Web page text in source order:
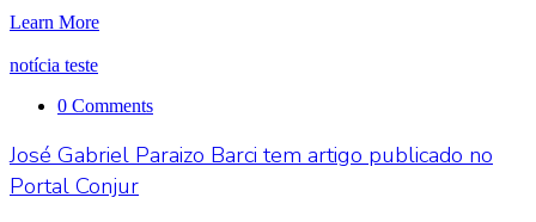
Learn More
notícia teste
0 Comments
José Gabriel Paraizo Barci tem artigo publicado no
Portal Conjur